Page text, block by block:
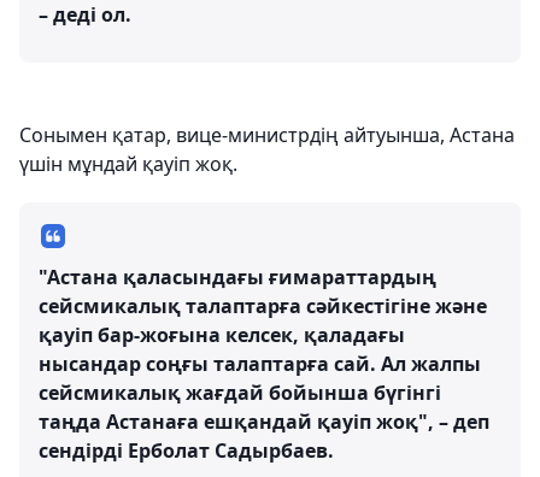
– деді ол.
Сонымен қатар, вице-министрдің айтуынша, Астана
үшін мұндай қауіп жоқ.
"Астана қаласындағы ғимараттардың
сейсмикалық талаптарға сәйкестігіне және
қауіп бар-жоғына келсек, қаладағы
нысандар соңғы талаптарға сай. Ал жалпы
сейсмикалық жағдай бойынша бүгінгі
таңда Астанаға ешқандай қауіп жоқ", – деп
сендірді Ерболат Садырбаев.